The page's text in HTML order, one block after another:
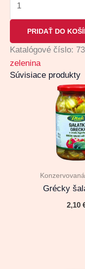
PRIDAŤ DO
Katalógové číslo:
zelenina
Súvisiace produkty
Grécky
2,10